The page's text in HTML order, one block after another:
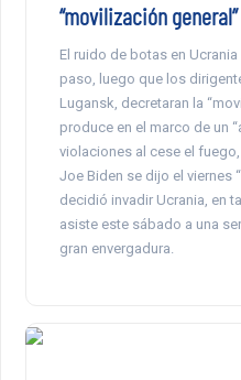
“movilización
El ruido de botas en
paso, luego que los
Lugansk, decretaran la
produce en el marco de un
violaciones al cese el
Joe Biden se dijo el viernes
decidió invadir Ucrania, en
asiste este sábado a una
gran envergadura.